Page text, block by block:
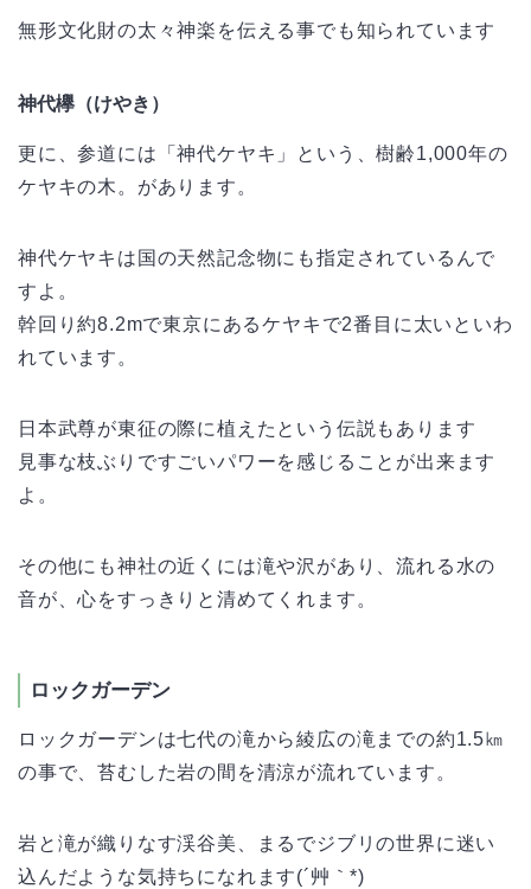
無形文化財の太々神楽を伝える事でも知られています
神代欅（けやき）
更に、参道には「神代ケヤキ」という、樹齢1,000年の
ケヤキの木。があります。
神代ケヤキは国の天然記念物にも指定されているんで
すよ。
幹回り約8.2mで東京にあるケヤキで2番目に太いといわ
れています。
日本武尊が東征の際に植えたという伝説もあります
見事な枝ぶりですごいパワーを感じることが出来ます
よ。
その他にも神社の近くには滝や沢があり、流れる水の
音が、心をすっきりと清めてくれます。
ロックガーデン
ロックガーデンは七代の滝から綾広の滝までの約1.5㎞
の事で、苔むした岩の間を清涼が流れています。
岩と滝が織りなす渓谷美、まるでジブリの世界に迷い
込んだような気持ちになれます(´艸｀*)